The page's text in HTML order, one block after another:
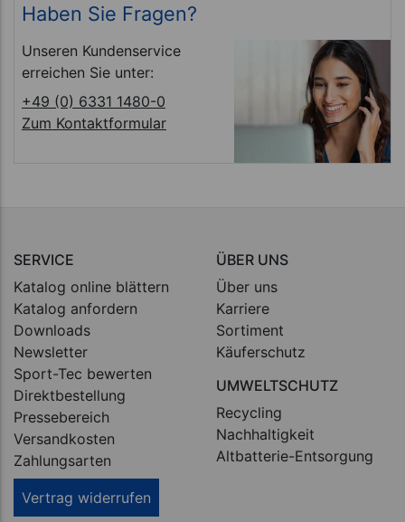
Haben Sie Fragen?
Unseren Kundenservice
erreichen Sie unter:
+49 (0) 6331 1480-0
Zum Kontaktformular
SERVICE
Katalog online blättern
Katalog anfordern
Downloads
Newsletter
Sport-Tec bewerten
Direktbestellung
Pressebereich
Versandkosten
Zahlungsarten
Vertrag widerrufen
ÜBER UNS
Über uns
Karriere
Sortiment
Käuferschutz
UMWELTSCHUTZ
Recycling
Nachhaltigkeit
Altbatterie-Entsorgung